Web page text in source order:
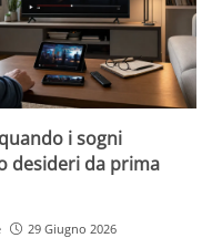
i sogni
desideri da prima
29 Giugno 2026